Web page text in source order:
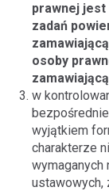
prawnej jest
zadań
osoby
zamawiającą
w
wyjątkiem
charakterze
wymaganych
ustawowych,